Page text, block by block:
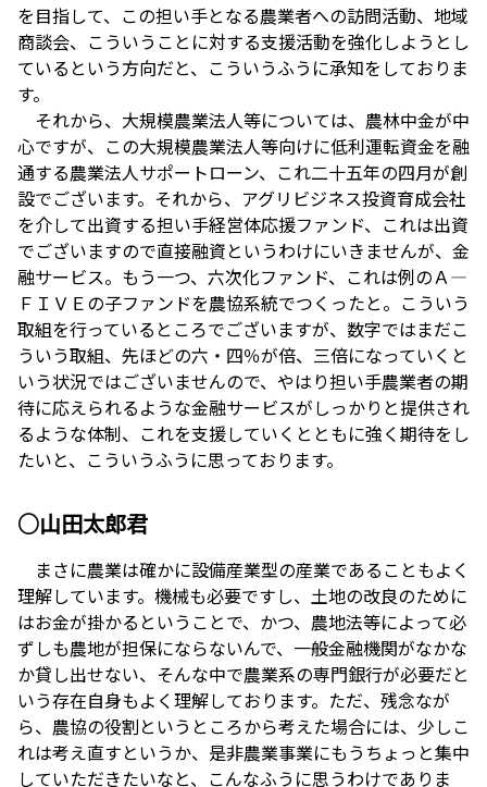
を目指して、この担い手となる農業者への訪問活動、地域
商談会、こういうことに対する支援活動を強化しようとし
ているという方向だと、こういうふうに承知をしておりま
す。
それから、大規模農業法人等については、農林中金が中
心ですが、この大規模農業法人等向けに低利運転資金を融
通する農業法人サポートローン、これ二十五年の四月が創
設でございます。それから、アグリビジネス投資育成会社
を介して出資する担い手経営体応援ファンド、これは出資
でございますので直接融資というわけにいきませんが、金
融サービス。もう一つ、六次化ファンド、これは例のＡ―
ＦＩＶＥの子ファンドを農協系統でつくったと。こういう
取組を行っているところでございますが、数字ではまだこ
ういう取組、先ほどの六・四％が倍、三倍になっていくと
いう状況ではございませんので、やはり担い手農業者の期
待に応えられるような金融サービスがしっかりと提供され
るような体制、これを支援していくとともに強く期待をし
たいと、こういうふうに思っております。
○山田太郎君
まさに農業は確かに設備産業型の産業であることもよく
理解しています。機械も必要ですし、土地の改良のために
はお金が掛かるということで、かつ、農地法等によって必
ずしも農地が担保にならないんで、一般金融機関がなかな
か貸し出せない、そんな中で農業系の専門銀行が必要だと
いう存在自身もよく理解しております。ただ、残念なが
ら、農協の役割というところから考えた場合には、少しこ
れは考え直すというか、是非農業事業にもうちょっと集中
していただきたいなと、こんなふうに思うわけでありま